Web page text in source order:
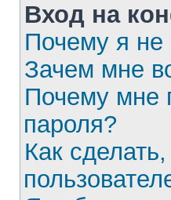
Вход на
Почему я не
Зачем мне
Почему мне
пароля?
Как